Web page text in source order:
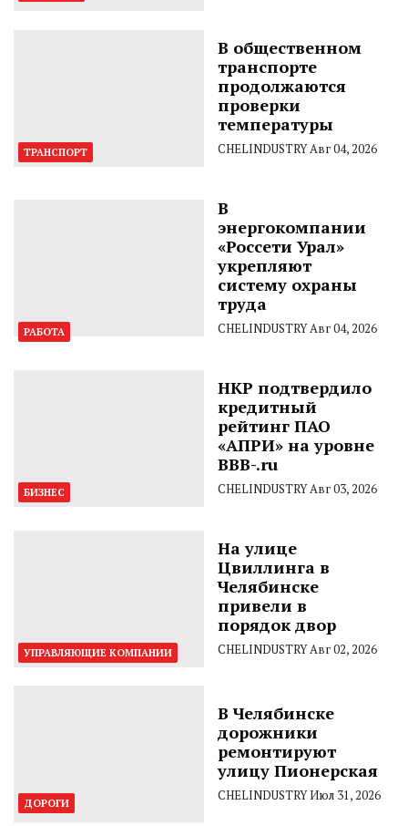
ТРАНСПОРТ
В общественном
транспорте
продолжаются
проверки
температуры
CHELINDUSTRYАвг 04, 2026
РАБОТА
В
энергокомпании
«Россети Урал»
укрепляют
систему охраны
труда
CHELINDUSTRYАвг 04, 2026
БИЗНЕС
НКР подтвердило
кредитный
рейтинг ПАО
«АПРИ» на уровне
BBB-.ru
CHELINDUSTRYАвг 03, 2026
УПРАВЛЯЮЩИЕ КОМПАНИИ
На улице
Цвиллинга в
Челябинске
привели в
порядок двор
CHELINDUSTRYАвг 02, 2026
ДОРОГИ
В Челябинске
дорожники
ремонтируют
улицу Пионерская
CHELINDUSTRYИюл 31, 2026